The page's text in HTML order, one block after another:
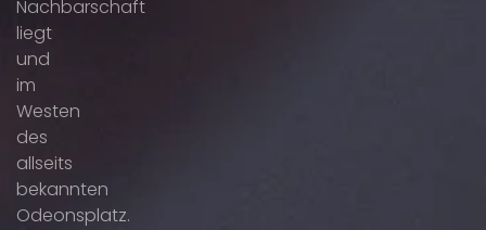
Nachbarschaft
liegt
und
im
Westen
des
allseits
bekannten
Odeonsplatz.